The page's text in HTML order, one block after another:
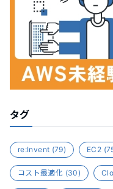
タグ
re:Invent (79) EC2
コスト最適化 (30)